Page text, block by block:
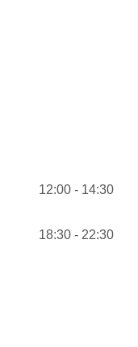
12:00 - 14:30
18:30 - 22:30